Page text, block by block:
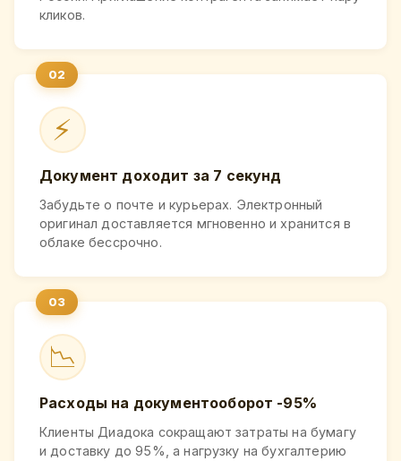
кликов.
⚡
Документ доходит за 7 секунд
Забудьте о почте и курьерах. Электронный
оригинал доставляется мгновенно и хранится в
облаке бессрочно.
📉
Расходы на документооборот -95%
Клиенты Диадока сокращают затраты на бумагу
и доставку до 95%, а нагрузку на бухгалтерию